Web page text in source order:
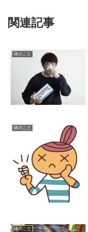
関連記事
体のこと
体のこと
体のこと